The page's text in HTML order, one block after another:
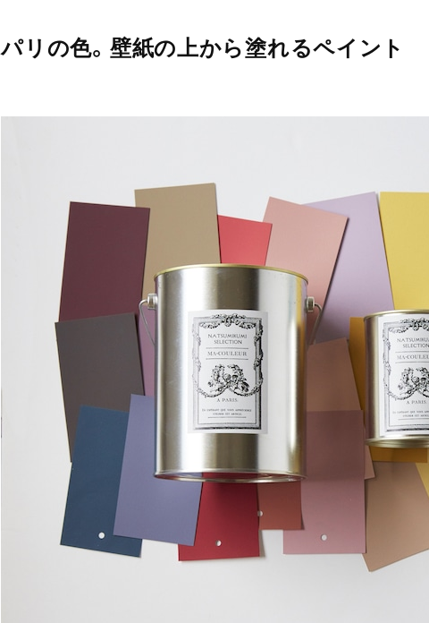
パリの色。壁紙の上から塗れるペイント